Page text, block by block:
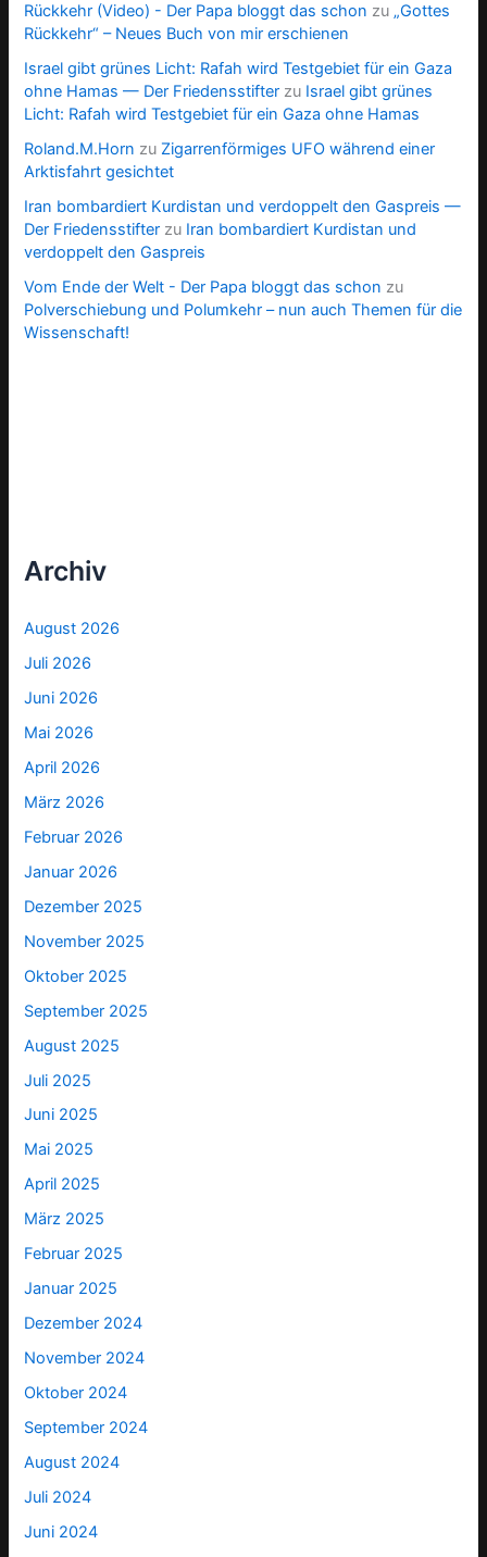
Rückkehr (Video) - Der Papa bloggt das schon zu „Gottes
Rückkehr“ – Neues Buch von mir erschienen
Israel gibt grünes Licht: Rafah wird Testgebiet für ein Gaza
ohne Hamas — Der Friedensstifter zu Israel gibt grünes
Licht: Rafah wird Testgebiet für ein Gaza ohne Hamas
Roland.M.Horn zu Zigarrenförmiges UFO während einer
Arktisfahrt gesichtet
Iran bombardiert Kurdistan und verdoppelt den Gaspreis —
Der Friedensstifter zu Iran bombardiert Kurdistan und
verdoppelt den Gaspreis
Vom Ende der Welt - Der Papa bloggt das schon zu
Polverschiebung und Polumkehr – nun auch Themen für die
Wissenschaft!
Archiv
August 2026
Juli 2026
Juni 2026
Mai 2026
April 2026
März 2026
Februar 2026
Januar 2026
Dezember 2025
November 2025
Oktober 2025
September 2025
August 2025
Juli 2025
Juni 2025
Mai 2025
April 2025
März 2025
Februar 2025
Januar 2025
Dezember 2024
November 2024
Oktober 2024
September 2024
August 2024
Juli 2024
Juni 2024